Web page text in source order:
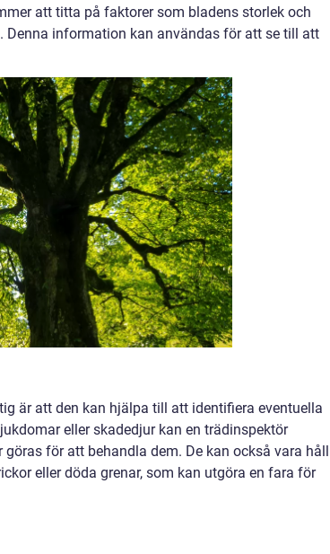
att titta på faktorer som bladens storlek och
information kan användas för att se till att
är att den kan hjälpa till att identifiera eventuella
eller skadedjur kan en trädinspektör
för att behandla dem. De kan också vara håll
eller döda grenar, som kan utgöra en fara för